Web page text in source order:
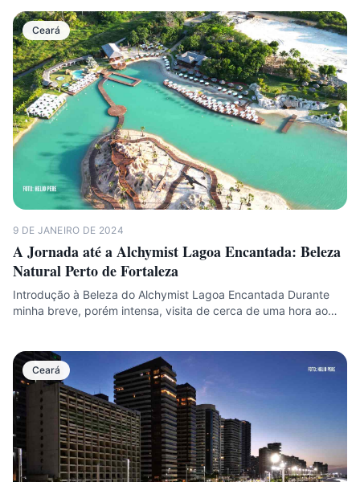
Ceará
9 DE JANEIRO DE 2024
A Jornada até a Alchymist Lagoa Encantada: Beleza
Natural Perto de Fortaleza
Introdução à Beleza do Alchymist Lagoa Encantada Durante
minha breve, porém intensa, visita de cerca de uma hora ao…
Ceará